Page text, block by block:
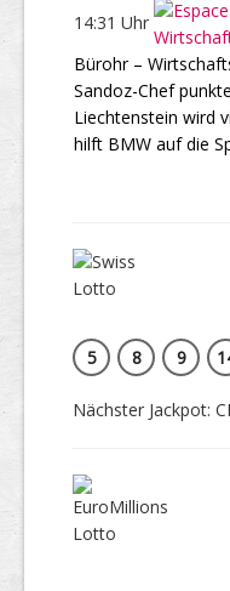
14:31 Uhr
Bürohr –
Sandoz-Chef
Liechtenstein wird
hilft BMW auf die
5
8 9
Nächster Jackpot: